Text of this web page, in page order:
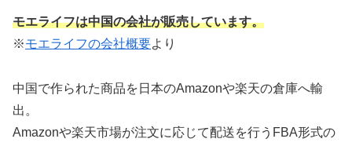
モエライフは中国の会社が販売しています。
※モエライフの会社概要より
中国で作られた商品を日本のAmazonや楽天の倉庫へ輸
出。
Amazonや楽天市場が注文に応じて配送を行うFBA形式の